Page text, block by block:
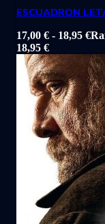
ESCUADRON
17,00 € - 18,95 €
18,95 €